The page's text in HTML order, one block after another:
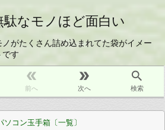
なモノほど面白い
がたくさん詰め込まれてた袋がイメー
です

前へ

次へ

検索
ソコン玉手箱〔一覧〕